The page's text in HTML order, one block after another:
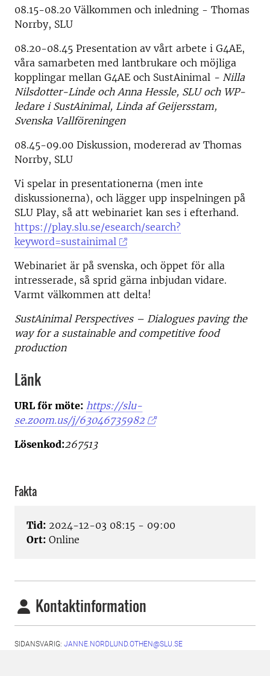
08.15-08.20 Välkommen och inledning - Thomas
Norrby, SLU
08.20-08.45 Presentation av vårt arbete i G4AE,
våra samarbeten med lantbrukare och möjliga
kopplingar mellan G4AE och SustAinimal - Nilla
Nilsdotter-Linde och Anna Hessle, SLU och WP-
ledare i SustAinimal, Linda af Geijersstam,
Svenska Vallföreningen
08.45-09.00 Diskussion, modererad av Thomas
Norrby, SLU
Vi spelar in presentationerna (men inte
diskussionerna), och lägger upp inspelningen på
SLU Play, så att webinariet kan ses i efterhand.
https://play.slu.se/esearch/search?
keyword=sustainimal
Webinariet är på svenska, och öppet för alla
intresserade, så sprid gärna inbjudan vidare.
Varmt välkommen att delta!
SustAinimal Perspectives – Dialogues paving the
way for a sustainable and competitive food
production
Länk
URL för möte: https://slu-
se.zoom.us/j/63046735982
Lösenkod:267513
Fakta
Tid: 2024-12-03 08:15 - 09:00
Ort: Online
Kontaktinformation
SIDANSVARIG: JANNE.NORDLUND.OTHEN@SLU.SE